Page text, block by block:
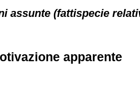
assunte (fattispecie
apparente